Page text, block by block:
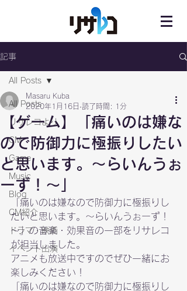
記事
All Posts
リサレコより
CM
Game
Music
Blog
CM紹介
ドラマ・映画
イベント出演
All Posts
【ゲーム】「痛いのは嫌な
ので防御力に極振りしたい
と思います。～らいんうぉ
ーず！～」
Masaru Kuba
2020年1月16日 読了時間: 1分
「痛いのは嫌なので防御力に極振りし
たいと思います。～らいんうぉーず！
～」の音楽・効果音の一部をリサレコ
が担当しました。
アニメも放送中ですのでぜひ一緒にお
楽しみください！
「痛いのは嫌なので防御力に極振りし